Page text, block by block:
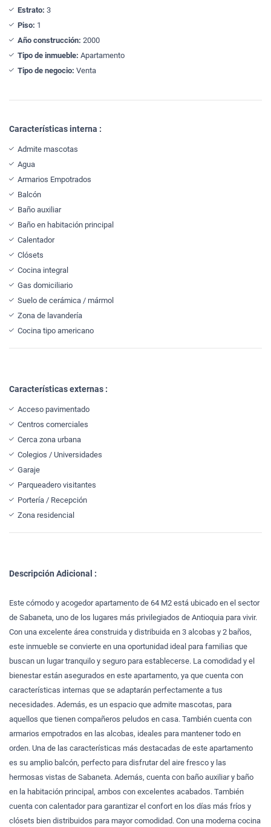
Estrato: 3
Piso: 1
Año construcción: 2000
Tipo de inmueble: Apartamento
Tipo de negocio: Venta
Características interna :
Admite mascotas
Agua
Armarios Empotrados
Balcón
Baño auxiliar
Baño en habitación principal
Calentador
Clósets
Cocina integral
Gas domiciliario
Suelo de cerámica / mármol
Zona de lavandería
Cocina tipo americano
Características externas :
Acceso pavimentado
Centros comerciales
Cerca zona urbana
Colegios / Universidades
Garaje
Parqueadero visitantes
Portería / Recepción
Zona residencial
Descripción Adicional :
Este cómodo y acogedor apartamento de 64 M2 está ubicado en el sector
de Sabaneta, uno de los lugares más privilegiados de Antioquia para vivir.
Con una excelente área construida y distribuida en 3 alcobas y 2 baños,
este inmueble se convierte en una oportunidad ideal para familias que
buscan un lugar tranquilo y seguro para establecerse. La comodidad y el
bienestar están asegurados en este apartamento, ya que cuenta con
características internas que se adaptarán perfectamente a tus
necesidades. Además, es un espacio que admite mascotas, para
aquellos que tienen compañeros peludos en casa. También cuenta con
armarios empotrados en las alcobas, ideales para mantener todo en
orden. Una de las características más destacadas de este apartamento
es su amplio balcón, perfecto para disfrutar del aire fresco y las
hermosas vistas de Sabaneta. Además, cuenta con baño auxiliar y baño
en la habitación principal, ambos con excelentes acabados. También
cuenta con calentador para garantizar el confort en los días más fríos y
clósets bien distribuidos para mayor comodidad. Con una moderna cocina